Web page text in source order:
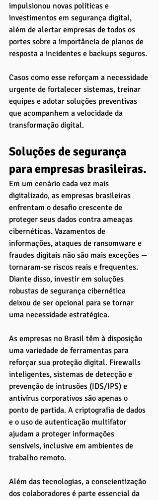
impulsionou novas políticas e
investimentos em segurança digital,
além de alertar empresas de todos os
portes sobre a importância de planos de
resposta a incidentes e backups seguros.
Casos como esse reforçam a necessidade
urgente de fortalecer sistemas, treinar
equipes e adotar soluções preventivas
que acompanhem a velocidade da
transformação digital.
Soluções de segurança
para empresas brasileiras.
Em um cenário cada vez mais
digitalizado, as empresas brasileiras
enfrentam o desafio crescente de
proteger seus dados contra ameaças
cibernéticas. Vazamentos de
informações, ataques de ransomware e
fraudes digitais não são mais exceções —
tornaram-se riscos reais e frequentes.
Diante disso, investir em soluções
robustas de segurança cibernética
deixou de ser opcional para se tornar
uma necessidade estratégica.
As empresas no Brasil têm à disposição
uma variedade de ferramentas para
reforçar sua proteção digital. Firewalls
inteligentes, sistemas de detecção e
prevenção de intrusões (IDS/IPS) e
antivírus corporativos são apenas o
ponto de partida. A criptografia de dados
e o uso de autenticação multifator
ajudam a proteger informações
sensíveis, inclusive em ambientes de
trabalho remoto.
Além das tecnologias, a conscientização
dos colaboradores é parte essencial da